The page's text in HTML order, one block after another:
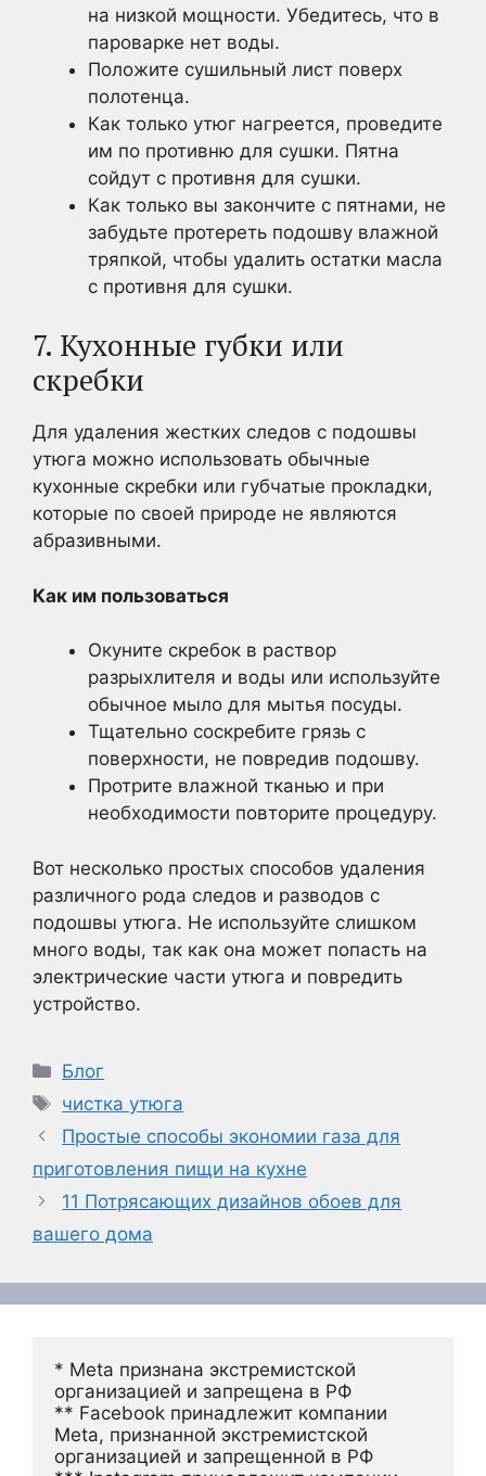
на низкой мощности. Убедитесь, что в
пароварке нет воды.
Положите сушильный лист поверх
полотенца.
Как только утюг нагреется, проведите
им по противню для сушки. Пятна
сойдут с противня для сушки.
Как только вы закончите с пятнами, не
забудьте протереть подошву влажной
тряпкой, чтобы удалить остатки масла
с противня для сушки.
7. Кухонные губки или
скребки
Для удаления жестких следов с подошвы
утюга можно использовать обычные
кухонные скребки или губчатые прокладки,
которые по своей природе не являются
абразивными.
Как им пользоваться
Окуните скребок в раствор
разрыхлителя и воды или используйте
обычное мыло для мытья посуды.
Тщательно соскребите грязь с
поверхности, не повредив подошву.
Протрите влажной тканью и при
необходимости повторите процедуру.
Вот несколько простых способов удаления
различного рода следов и разводов с
подошвы утюга. Не используйте слишком
много воды, так как она может попасть на
электрические части утюга и повредить
устройство.
Рубрики
Блог
Метки
чистка утюга
Простые способы экономии газа для
приготовления пищи на кухне
11 Потрясающих дизайнов обоев для
вашего дома
* Meta признана экстремистской
организацией и запрещена в РФ
** Facebook принадлежит компании
Meta, признанной экстремистской
организацией и запрещенной в РФ